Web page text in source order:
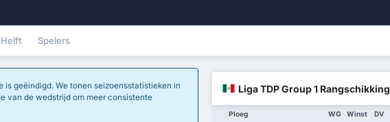
Helft Spelers
geëindigd. We tonen seizoensstatistieken in
van de wedstrijd om meer consistente
Liga TDP Group 1 Rangschikking
Ploeg WG Winst DV